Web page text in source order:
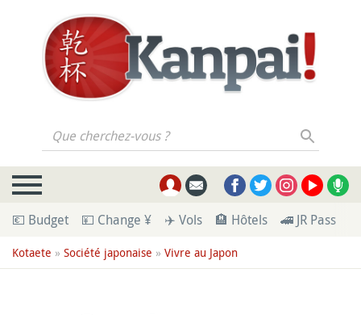
Que cherchez-vous ?
💶 Budget 💴 Change ¥ ✈️ Vols 🏨 Hôtels 🚄 JR Pass
Kotaete » Société japonaise » Vivre au Japon